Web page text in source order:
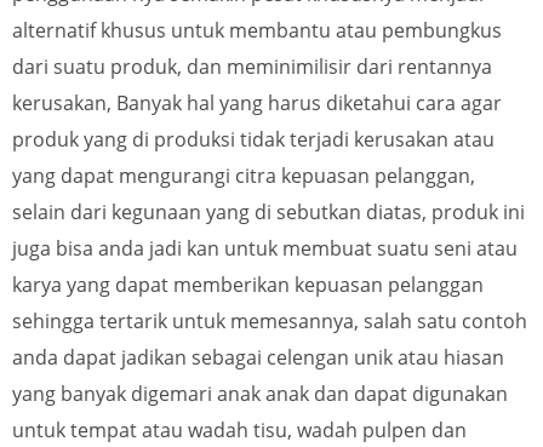
alternatif khusus untuk membantu atau pembungkus
dari suatu produk, dan meminimilisir dari rentannya
kerusakan, Banyak hal yang harus diketahui cara agar
produk yang di produksi tidak terjadi kerusakan atau
yang dapat mengurangi citra kepuasan pelanggan,
selain dari kegunaan yang di sebutkan diatas, produk ini
juga bisa anda jadi kan untuk membuat suatu seni atau
karya yang dapat memberikan kepuasan pelanggan
sehingga tertarik untuk memesannya, salah satu contoh
anda dapat jadikan sebagai celengan unik atau hiasan
yang banyak digemari anak anak dan dapat digunakan
untuk tempat atau wadah tisu, wadah pulpen dan